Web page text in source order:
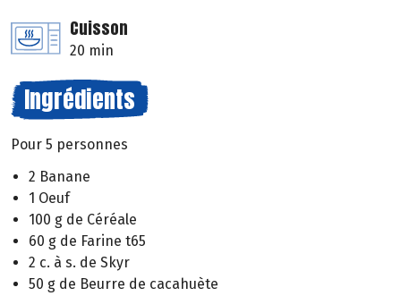
Cuisson
20 min
Ingrédients
Pour 5 personnes
2 Banane
1 Oeuf
100 g de Céréale
60 g de Farine t65
2 c. à s. de Skyr
50 g de Beurre de cacahuète